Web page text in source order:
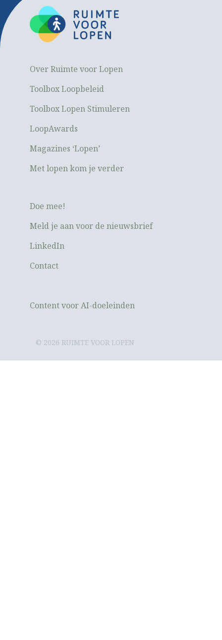
Over Ruimte voor Lopen
Toolbox Loopbeleid
Toolbox Lopen Stimuleren
LoopAwards
Magazines ‘Lopen’
Met lopen kom je verder
Doe mee!
Meld je aan voor de nieuwsbrief
LinkedIn
Contact
Content voor AI-doeleinden
© 2026 RUIMTE VOOR LOPEN